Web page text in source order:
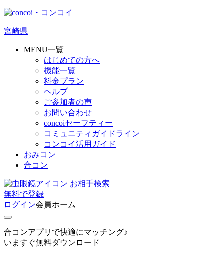
宮崎県
MENU一覧
はじめての方へ
機能一覧
料金プラン
ヘルプ
ご参加者の声
お問い合わせ
concoiセーフティー
コミュニティガイドライン
コンコイ活用ガイド
おみコン
合コン
お相手検索
無料で登録
ログイン会員ホーム
合コンアプリで快適にマッチング♪
いますぐ無料ダウンロード